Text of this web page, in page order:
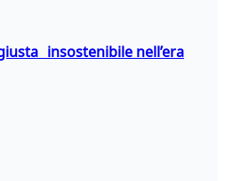
insostenibile nell’era